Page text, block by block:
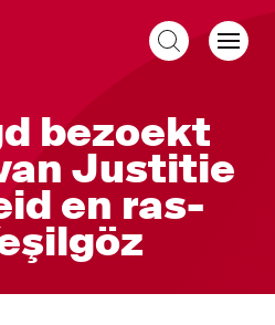
bezoekt
Justitie
en ras-